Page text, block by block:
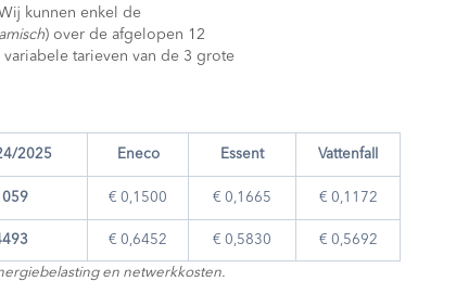
kunnen enkel de
) over de afgelopen 12
tarieven van de 3 grote
2025 Eneco Essent Vattenfall
€ 0,1500 € 0,1665 € 0,1172
€ 0,6452 € 0,5830 € 0,5692
en netwerkkosten.